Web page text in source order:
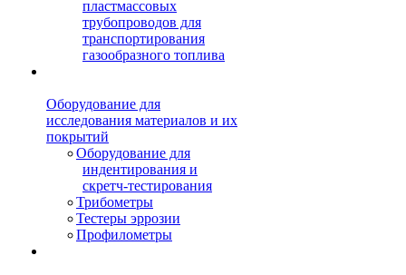
пластмассовых
трубопроводов для
транспортирования
газообразного топлива
Оборудование для
исследования материалов и их
покрытий
Оборудование для
индентирования и
скретч-тестирования
Трибометры
Тестеры эррозии
Профилометры